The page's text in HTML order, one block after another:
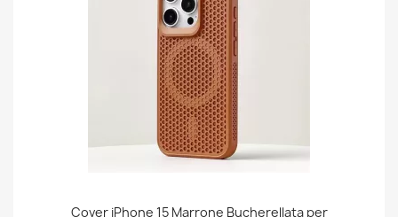
Cover iPhone 15 Marrone Bucherellata per